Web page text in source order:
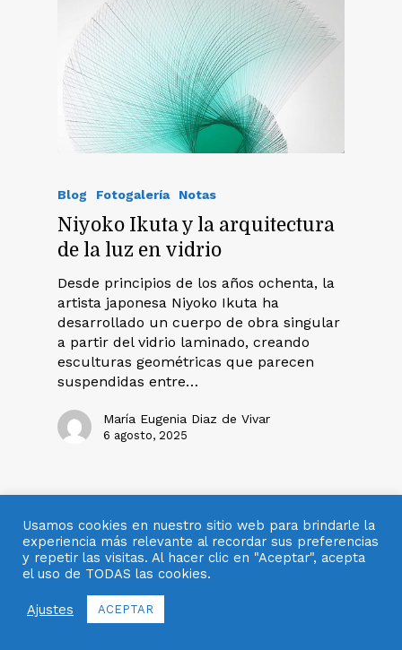
Blog Fotogalería Notas
Niyoko Ikuta y la arquitectura
de la luz en vidrio
Desde principios de los años ochenta, la
artista japonesa Niyoko Ikuta ha
desarrollado un cuerpo de obra singular
a partir del vidrio laminado, creando
esculturas geométricas que parecen
suspendidas entre…
María Eugenia Diaz de Vivar
6 agosto, 2025
Usamos cookies en nuestro sitio web para brindarle la
experiencia más relevante al recordar sus preferencias
y repetir las visitas. Al hacer clic en "Aceptar", acepta
el uso de TODAS las cookies.
Ajustes ACEPTAR